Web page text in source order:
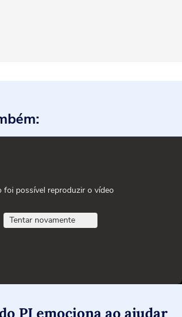
foi possível reproduzir o vídeo
Tentar novamente
PI emociona ao ajudar